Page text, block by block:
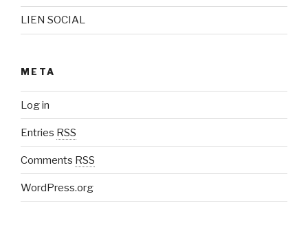
LIEN SOCIAL
META
Log in
Entries RSS
Comments RSS
WordPress.org